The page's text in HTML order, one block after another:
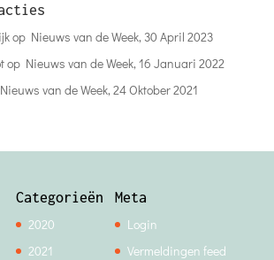
op Nieuws van de Week, 30 April 2023
op Nieuws van de Week, 16 Januari 2022
Nieuws van de Week, 24 Oktober 2021
Categorieën
2020
2021
Meta
Login
Vermeldingen feed